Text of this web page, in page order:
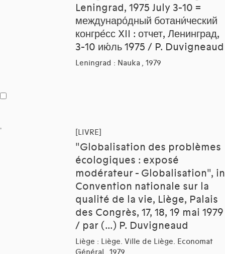
Leningrad, 1975 July 3-10 =
междунаро́дный ботани́ческий
конгре́сс XII : отчет, Ленинград,
3-10 ию́ль 1975 / P. Duvigneaud
Leningrad : Nauka , 1979
[LIVRE]
"Globalisation des problèmes
écologiques : exposé
modérateur - Globalisation", in
Convention nationale sur la
qualité de la vie, Liège, Palais
des Congrès, 17, 18, 19 mai 1979
/ par (...) P. Duvigneaud
Liège : Liège. Ville de Liège. Economat
Général , 1979